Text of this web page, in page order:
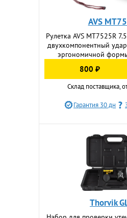
AVS
Рулетка AVS MT7525R
двухкомпонентный
эргономичной
800 ₽
Склад поставщика,
Гарантия 30 дн
Thorvik